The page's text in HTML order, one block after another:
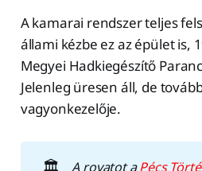
A kamarai rendszer teljes
állami kézbe ez az épület is,
Megyei Hadkiegészítő
Jelenleg üresen áll, de
vagyonkezelője.
A rovatot a Pécs